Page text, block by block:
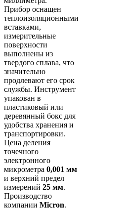
Прибор оснащен
теплоизоляционными
вставками,
измерительные
поверхности
выполнены из
твердого сплава, что
значительно
продлевают его срок
службы. Инструмент
упакован в
пластиковый или
деревянный бокс для
удобства хранения и
транспортировки.
Цена деления
точечного
электронного
микрометра 0,001 мм
и верхний предел
измерений 25 мм.
Производство
компании Micron.